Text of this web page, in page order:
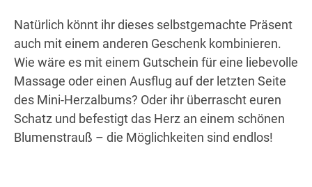
Natürlich könnt ihr dieses selbstgemachte Präsent
auch mit einem anderen Geschenk kombinieren.
Wie wäre es mit einem Gutschein für eine liebevolle
Massage oder einen Ausflug auf der letzten Seite
des Mini-Herzalbums? Oder ihr überrascht euren
Schatz und befestigt das Herz an einem schönen
Blumenstrauß – die Möglichkeiten sind endlos!